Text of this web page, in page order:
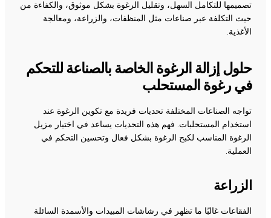
تصميمها للتكامل السهل، وتقليل الرغوة بشكل موثوق، والكفاءة من
حيث التكلفة عبر صناعات مثل المنظفات، والزراعة، ومعالجة
الأغذية.
حلول إزالة الرغوة الخاصة بالصناعة للتحكم
في رغوة المستحلب
تواجه الصناعات المختلفة تحديات فريدة مع تكوين الرغوة عند
استخدام المستحلبات. فهم هذه التحديات يساعد في اختيار مزيل
الرغوة المناسب لكبح الرغوة بشكل فعال وتحسين التحكم في
العملية.
الزراعة
الفقاعات غالبًا ما تظهر في رشاشات المبيدات والأسمدة السائلة